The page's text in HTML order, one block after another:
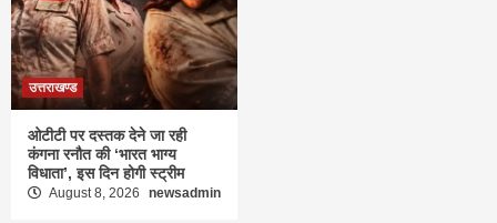
उत्तराखण्ड
ओटीटी पर दस्तक देने जा रही
कंगना रनौत की ‘भारत भाग्य
विधाता’, इस दिन होगी स्ट्रीम
August 8, 2026 newsadmin